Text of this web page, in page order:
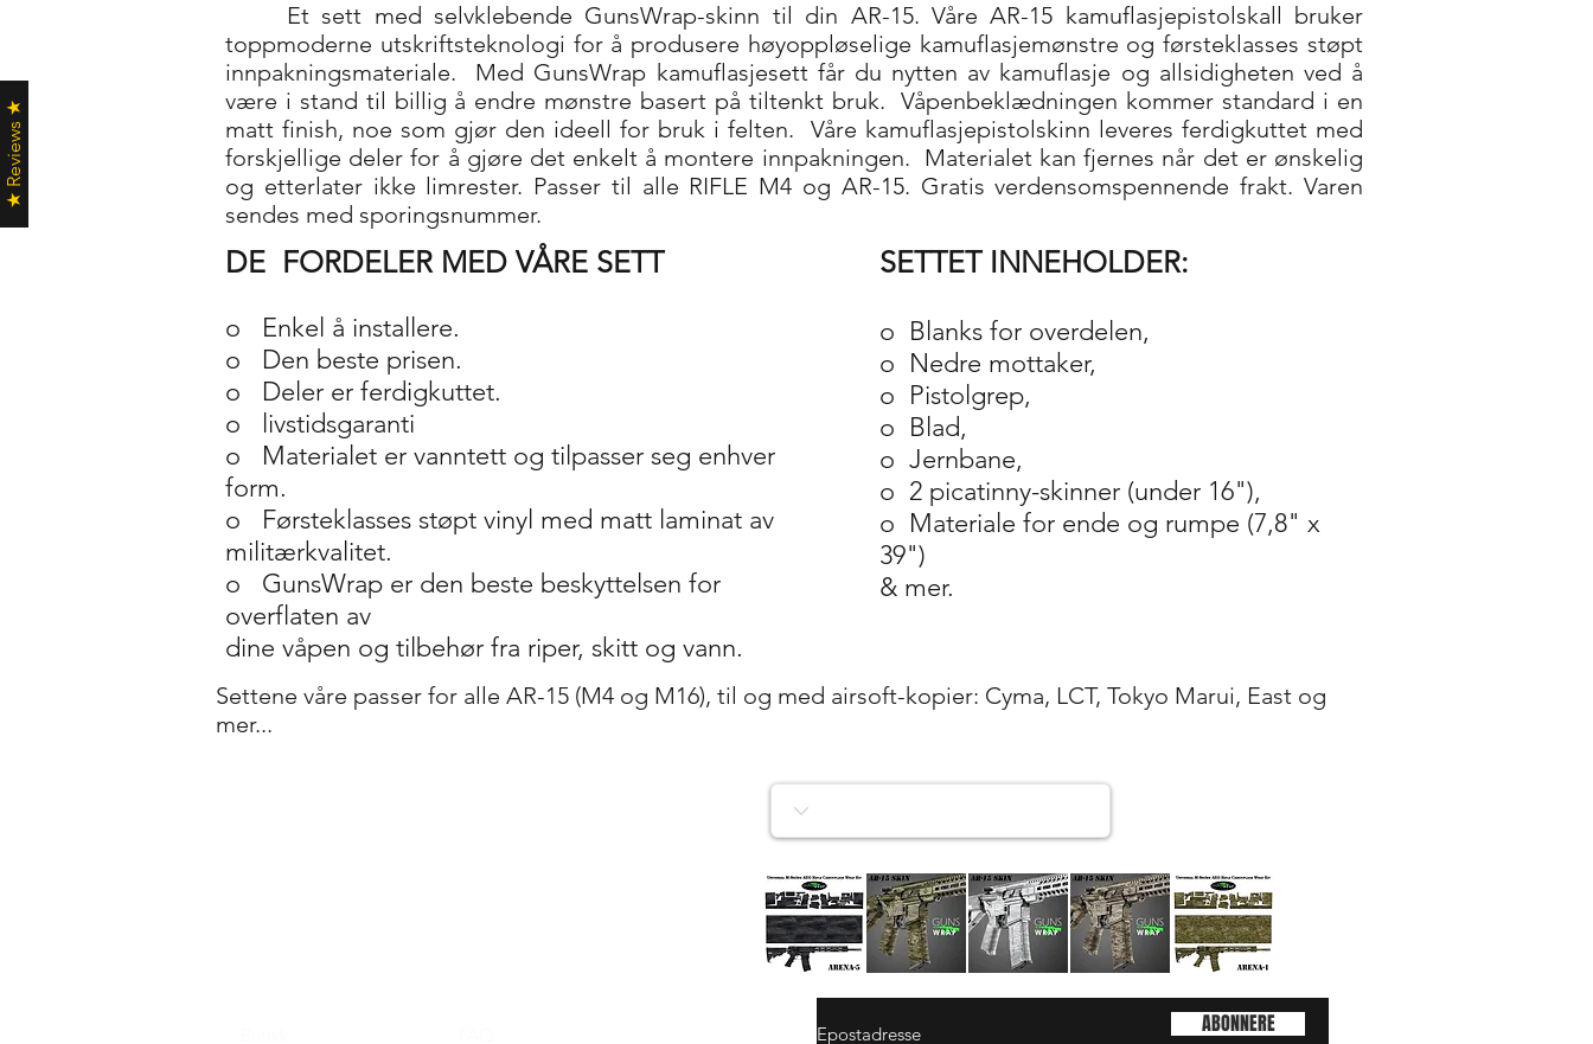
★ Reviews ★
Et sett med selvklebende GunsWrap-skinn til din AR-15. Våre AR-15 kamuflasjepistolskall bruker
toppmoderne utskriftsteknologi for å produsere høyoppløselige kamuflasjemønstre og førsteklasses støpt
innpakningsmateriale.
Med GunsWrap kamuflasjesett får du nytten av kamuflasje og allsidigheten ved å
være i stand til billig å endre mønstre basert på tiltenkt bruk.
Våpenbeklædningen kommer standard i en
matt finish, noe som gjør den ideell for bruk i felten.
Våre kamuflasjepistolskinn leveres ferdigkuttet med
forskjellige deler for å gjøre det enkelt å montere innpakningen. Materialet kan fjernes når det er ønskelig
og etterlater ikke limrester. Passer til alle RIFLE M4 og AR-15. Gratis verdensomspennende frakt. Varen
sendes med sporingsnummer.
DE FORDELER MED VÅRE SETT
o
Enkel å installere.
o
Den beste prisen.
o
Deler er ferdigkuttet.
o
livstidsgaranti
o
Materialet er vanntett og tilpasser seg enhver
form.
o
Førsteklasses støpt vinyl med matt laminat av
militærkvalitet.
o
GunsWrap er den beste beskyttelsen for
overflaten av
dine våpen og tilbehør fra riper, skitt og vann.
SETTET INNEHOLDER:
o Blanks for overdelen,
o Nedre mottaker,
o Pistolgrep,
o Blad,
o Jernbane,
o 2 picatinny-skinner (under 16"),
o Materiale for ende og rumpe (7,8" x
39")
& mer.
Settene våre passer for alle AR-15 (M4 og M16), til og med airsoft-kopier: Cyma, LCT, Tokyo Marui, East og
mer...
HurtigvisningHurtigvisning
4
HurtigvisningHurtigvisningHurtigvisning
ARENA-ABONNERE